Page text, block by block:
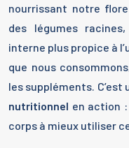
nourrissant notre
des légumes
interne plus propice à
que nous
les suppléments.
nutritionnel en action
corps à mieux utiliser